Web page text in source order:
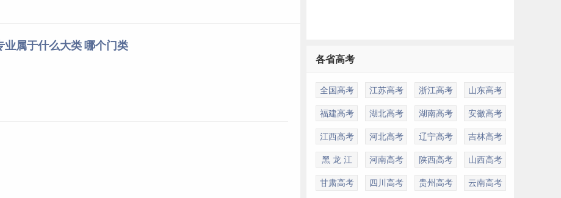
业属于什么大类 哪个门类
各省高考
全国高考 江苏高考 浙江高考 山东高考
福建高考 湖北高考 湖南高考 安徽高考
江西高考 河北高考 辽宁高考 吉林高考
黑 龙 江 河南高考 陕西高考 山西高考
甘肃高考 四川高考 贵州高考 云南高考